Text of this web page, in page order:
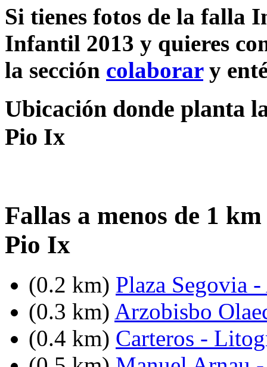
Si tienes fotos de la falla
Infantil 2013 y quieres
la sección colaborary
Ubicación donde planta
Pio Ix
Fallas a menos de 1
Pio Ix
(0.2 km) Plaza Segovia
(0.3 km) Arzobisbo
(0.4 km) Carteros -